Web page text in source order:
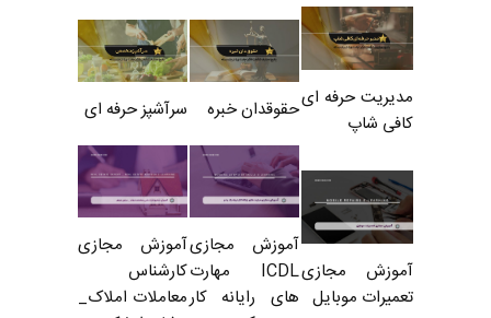
مدیریت حرفه ای
کافی شاپ
حقوقدان خبره سرآشپز حرفه ای
آموزش مجازی
تعمیرات موبایل
آموزش مجازی
ICDL مهارت
های رایانه کار
آموزش مجازی
کارشناس
معاملات املاک_